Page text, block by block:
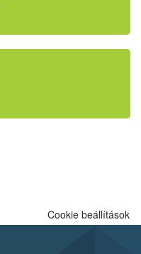
Cookie beállítások